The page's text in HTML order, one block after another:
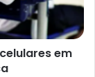
em